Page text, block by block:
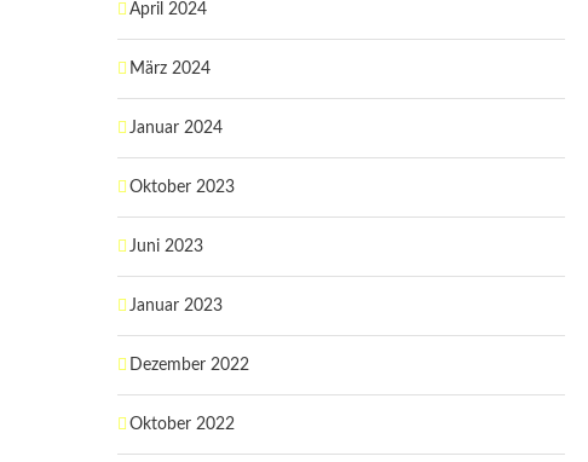
April 2024
März 2024
Januar 2024
Oktober 2023
Juni 2023
Januar 2023
Dezember 2022
Oktober 2022